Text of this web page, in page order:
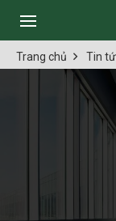
Trang chủ Tin